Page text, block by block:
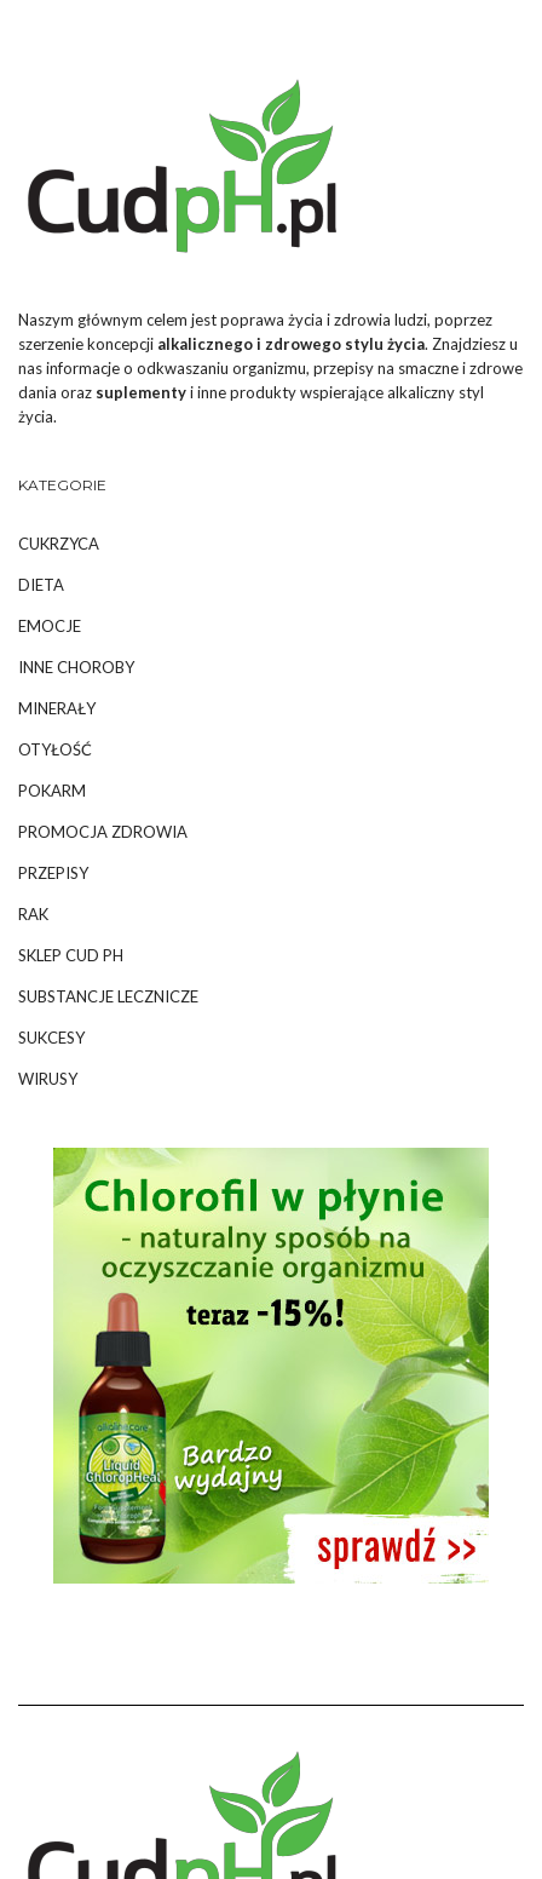
Naszym głównym celem jest poprawa życia i zdrowia ludzi, poprzez
szerzenie koncepcji alkalicznego i zdrowego stylu życia. Znajdziesz u
nas informacje o odkwaszaniu organizmu, przepisy na smaczne i zdrowe
dania oraz suplementyi inne produkty wspierające alkaliczny styl
życia.
KATEGORIE
CUKRZYCA
DIETA
EMOCJE
INNE CHOROBY
MINERAŁY
OTYŁOŚĆ
POKARM
PROMOCJA ZDROWIA
PRZEPISY
RAK
SKLEP CUD PH
SUBSTANCJE LECZNICZE
SUKCESY
WIRUSY